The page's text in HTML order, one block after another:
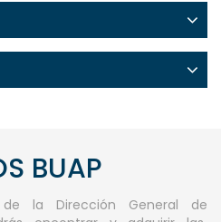
BUAP
la Dirección General de